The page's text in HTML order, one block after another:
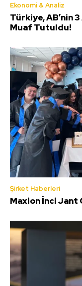
Ekonomi & Analiz
Türkiye, AB’nin
Muaf Tutuldu!
Şirket Haberleri
Maxion İnci Jant